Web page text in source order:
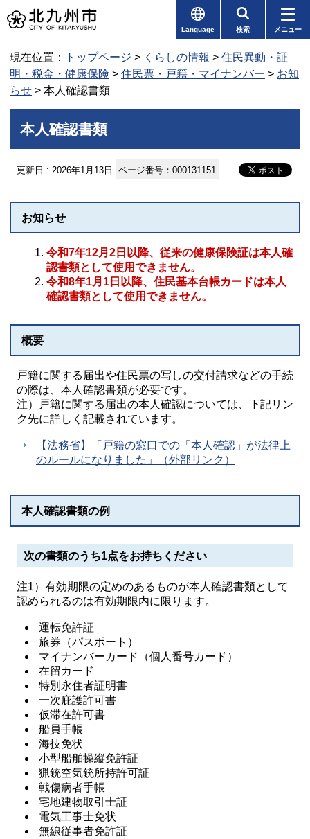
Language 検索 メニュー
現在位置： トップページ > くらしの情報 > 住民異動・証
明・税金・健康保険 > 住民票・戸籍・マイナンバー > お知
らせ > 本人確認書類
本人確認書類
更新日 : 2026年1月13日 ページ番号：000131151
お知らせ
令和7年12月2日以降、従来の健康保険証は本人確
認書類として使用できません。
令和8年1月1日以降、住民基本台帳カードは本人
確認書類として使用できません。
概要
戸籍に関する届出や住民票の写しの交付請求などの手続
の際は、本人確認書類が必要です。
注）戸籍に関する届出の本人確認については、下記リン
ク先に詳しく記載されています。
【法務省】「戸籍の窓口での「本人確認」が法律上
のルールになりました」（外部リンク）
本人確認書類の例
次の書類のうち1点をお持ちください
注1）有効期限の定めのあるものが本人確認書類として
認められるのは有効期限内に限ります。
運転免許証
旅券（パスポート）
マイナンバーカード（個人番号カード）
在留カード
特別永住者証明書
一次庇護許可書
仮滞在許可書
船員手帳
海技免状
小型船舶操縦免許証
猟銃空気銃所持許可証
戦傷病者手帳
宅地建物取引士証
電気工事士免状
無線従事者免許証